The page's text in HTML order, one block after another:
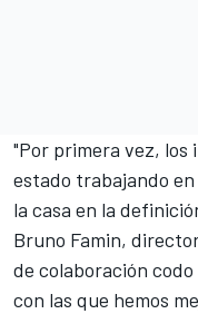
"Por primera vez, los
estado trabajando
la casa en la
Bruno Famin,
de colaboración
con las que hemos